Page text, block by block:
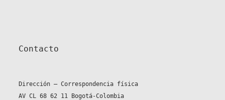
Contacto
Dirección – Correspondencia física
AV CL 68 62 11 Bogotá-Colombia